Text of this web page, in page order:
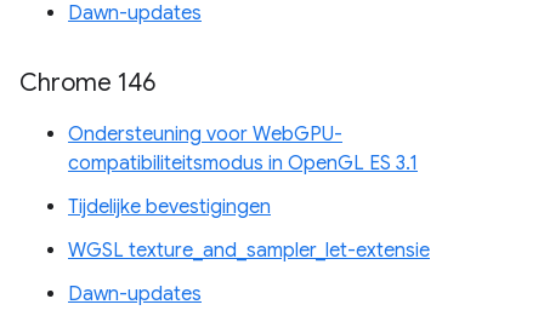
Dawn-updates
Chrome 146
Ondersteuning voor WebGPU-
compatibiliteitsmodus in OpenGL ES 3.1
Tijdelijke bevestigingen
WGSL texture_and_sampler_let-extensie
Dawn-updates